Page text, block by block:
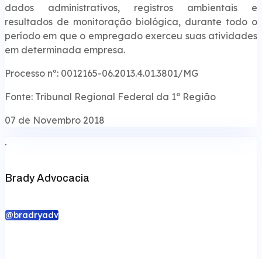
dados administrativos, registros ambientais e
resultados de monitoração biológica, durante todo o
período em que o empregado exerceu suas atividades
em determinada empresa.
Processo nº: 0012165-06.2013.4.01.3801/MG
Fonte: Tribunal Regional Federal da 1ª Região
07 de Novembro 2018
Brady Advocacia
@bradryadv